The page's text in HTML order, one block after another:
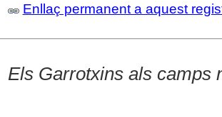
Enllaç permanent a aquest
Els Garrotxins als camps